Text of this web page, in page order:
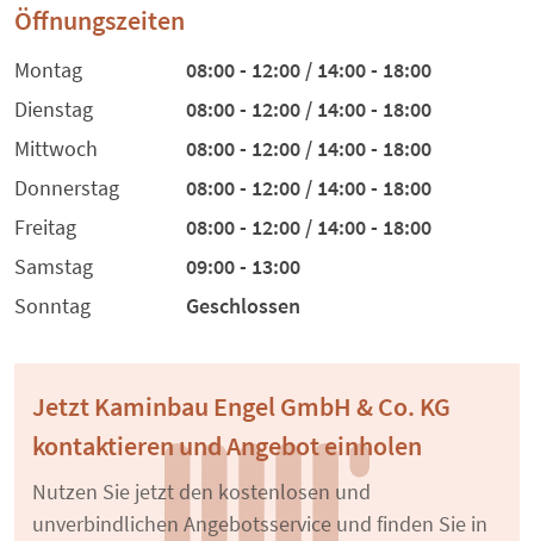
Öffnungszeiten
Montag
08:00 - 12:00 / 14:00 - 18:00
Dienstag
08:00 - 12:00 / 14:00 - 18:00
Mittwoch
08:00 - 12:00 / 14:00 - 18:00
Donnerstag
08:00 - 12:00 / 14:00 - 18:00
Freitag
08:00 - 12:00 / 14:00 - 18:00
Samstag
09:00 - 13:00
Sonntag
Geschlossen
Jetzt Kaminbau Engel GmbH & Co. KG
kontaktieren und Angebot einholen
Nutzen Sie jetzt den kostenlosen und
unverbindlichen Angebotsservice und finden Sie in